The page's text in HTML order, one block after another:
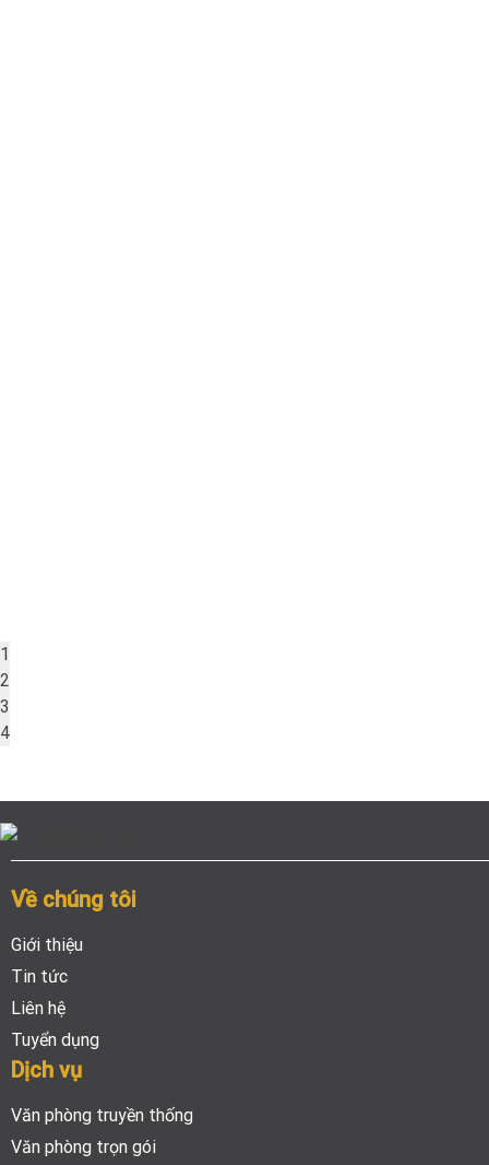
1
2
3
4
Về chúng tôi
Giới thiệu
Tin tức
Liên hệ
Tuyển dụng
Dịch vụ
Văn phòng truyền thống
Văn phòng trọn gói